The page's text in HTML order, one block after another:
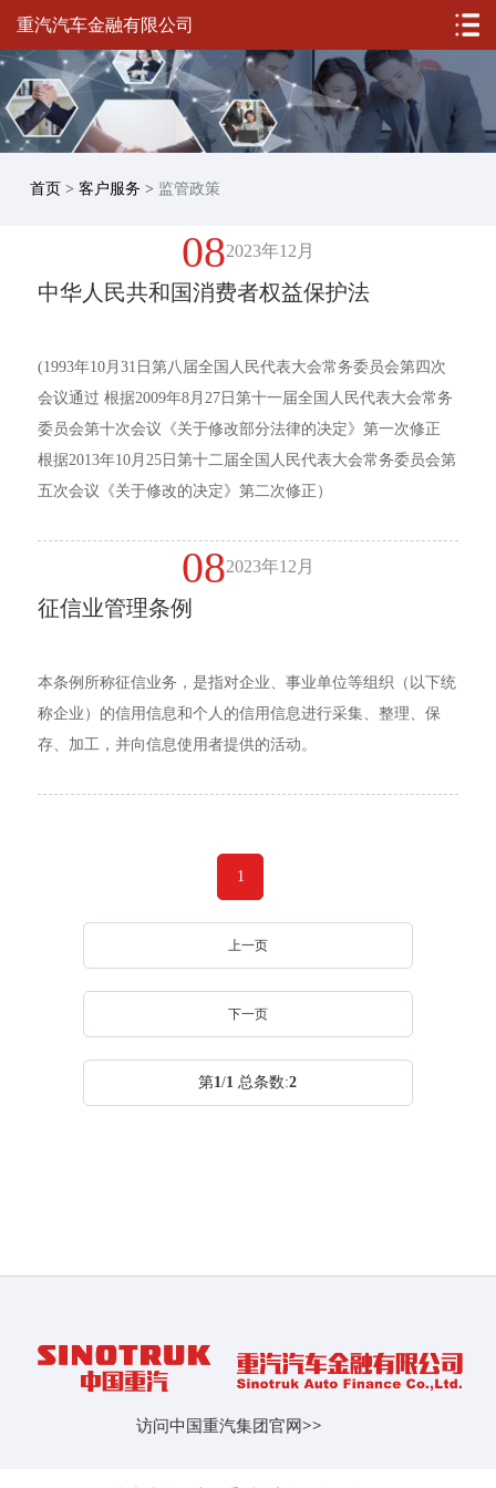
重汽汽车金融有限公司
首页 > 客户服务 > 监管政策
082023年12月
中华人民共和国消费者权益保护法
(1993年10月31日第八届全国人民代表大会常务委员会第四次
会议通过 根据2009年8月27日第十一届全国人民代表大会常务
委员会第十次会议《关于修改部分法律的决定》第一次修正
根据2013年10月25日第十二届全国人民代表大会常务委员会第
五次会议《关于修改的决定》第二次修正）
082023年12月
征信业管理条例
本条例所称征信业务，是指对企业、事业单位等组织（以下统
称企业）的信用信息和个人的信用信息进行采集、整理、保
存、加工，并向信息使用者提供的活动。
1
上一页
下一页
第1/1 总条数:2
访问中国重汽集团官网>>